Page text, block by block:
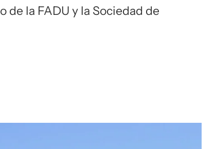
de la FADU y la Sociedad de